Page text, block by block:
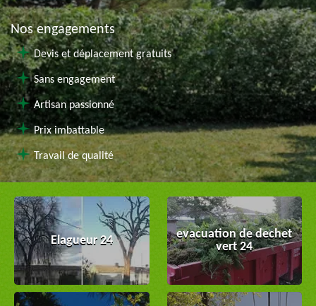
Nos engagements
Devis et déplacement gratuits
Sans engagement
Artisan passionné
Prix imbattable
Travail de qualité
Elagueur 24
evacuation de dechet
vert 24